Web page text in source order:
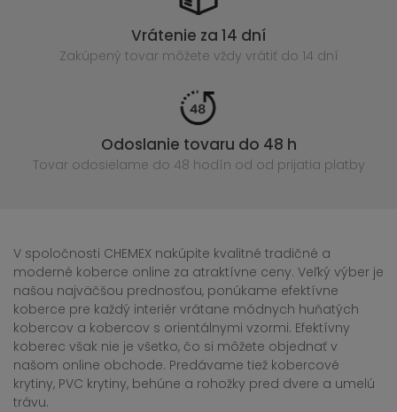
Vrátenie za 14 dní
Zakúpený tovar môžete vždy vrátiť do 14 dní
Odoslanie tovaru do 48 h
Tovar odosielame do 48 hodín od od prijatia platby
V spoločnosti CHEMEX nakúpite kvalitné tradičné a
moderné koberce online za atraktívne ceny. Veľký výber je
našou najväčšou prednosťou, ponúkame efektívne
koberce pre každý interiér vrátane módnych huňatých
kobercov a kobercov s orientálnymi vzormi. Efektívny
koberec však nie je všetko, čo si môžete objednať v
našom online obchode. Predávame tiež kobercové
krytiny, PVC krytiny, behúne a rohožky pred dvere a umelú
trávu.